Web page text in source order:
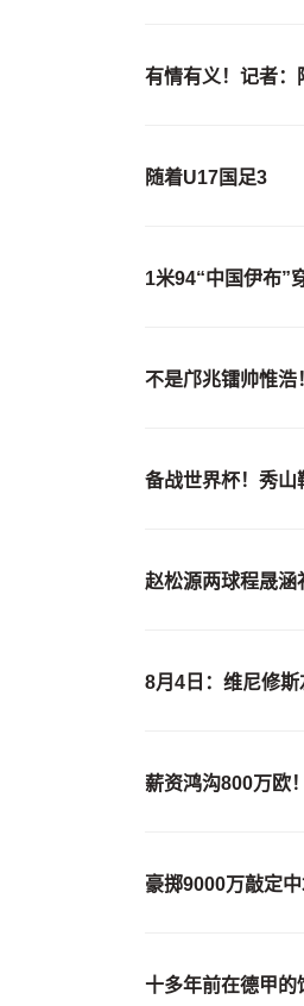
有情有义！记者：
随着U17国足3
1米94“中国伊布”
不是邝兆镭帅惟浩
备战世界杯！秀山
赵松源两球程晟涵
8月4日：维尼修
薪资鸿沟800万欧
豪掷9000万敲定
十多年前在德甲的